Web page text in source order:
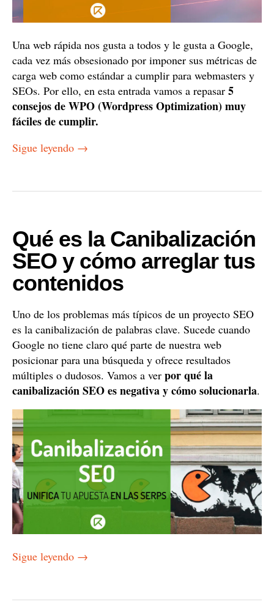
Una web rápida nos gusta a todos y le gusta a Google,
cada vez más obsesionado por imponer sus métricas de
carga web como estándar a cumplir para webmasters y
SEOs. Por ello, en esta entrada vamos a repasar 5
consejos de WPO (Wordpress Optimization) muy
fáciles de cumplir.
Sigue leyendo →
Qué es la Canibalización
SEO y cómo arreglar tus
contenidos
Uno de los problemas más típicos de un proyecto SEO
es la canibalización de palabras clave. Sucede cuando
Google no tiene claro qué parte de nuestra web
posicionar para una búsqueda y ofrece resultados
múltiples o dudosos. Vamos a ver por qué la
canibalización SEO es negativa y cómo solucionarla.
Sigue leyendo →